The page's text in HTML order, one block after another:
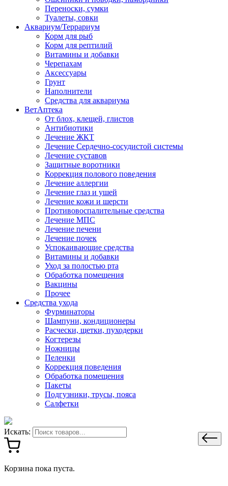
Переноски, сумки
Туалеты, совки
Аквариум/Террариум
Корм для рыб
Корм для рептилий
Витамины и добавки
Черепахам
Аксессуары
Грунт
Наполнители
Средства для аквариума
ВетАптека
От блох, клещей, глистов
Антибиотики
Лечение ЖКТ
Лечение Сердечно-сосудистой системы
Лечение суставов
Защитные воротники
Коррекция полового поведения
Лечение аллергии
Лечение глаз и ушей
Лечение кожи и шерсти
Противовоспалительные средства
Лечение МПС
Лечение печени
Лечение почек
Успокаивающие средства
Витамины и добавки
Уход за полостью рта
Обработка помещения
Вакцины
Прочее
Средства ухода
Фурминаторы
Шампуни, кондиционеры
Расчески, щетки, пуходерки
Когтерезы
Ножницы
Пеленки
Коррекция поведения
Обработка помещения
Пакеты
Подгузники, трусы, пояса
Салфетки
Искать:
Корзина пока пуста.